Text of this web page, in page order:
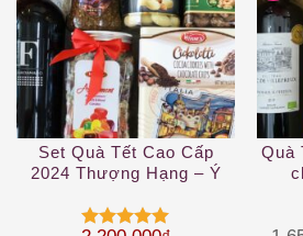
Set Quà Tết Cao Cấp
2024 Thượng Hạng – Ý
Quà